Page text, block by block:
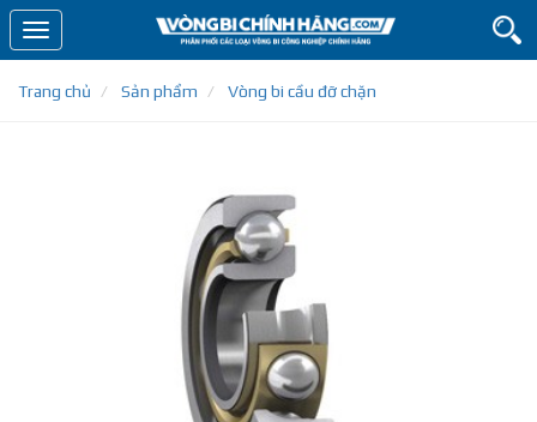
Toggle
navigation
Trang chủ
Sản phẩm Vòng bi cầu đỡ chặn